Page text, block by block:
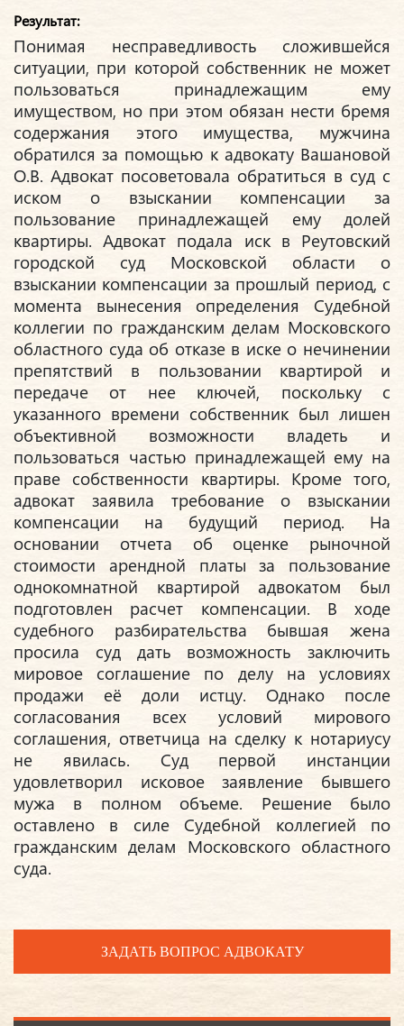
Результат:
Понимая несправедливость сложившейся
ситуации, при которой собственник не может
пользоваться принадлежащим ему
имуществом, но при этом обязан нести бремя
содержания этого имущества, мужчина
обратился за помощью к адвокату Вашановой
О.В. Адвокат посоветовала обратиться в суд с
иском о взыскании компенсации за
пользование принадлежащей ему долей
квартиры. Адвокат подала иск в Реутовский
городской суд Московской области о
взыскании компенсации за прошлый период, с
момента вынесения определения Судебной
коллегии по гражданским делам Московского
областного суда об отказе в иске о нечинении
препятствий в пользовании квартирой и
передаче от нее ключей, поскольку с
указанного времени собственник был лишен
объективной возможности владеть и
пользоваться частью принадлежащей ему на
праве собственности квартиры. Кроме того,
адвокат заявила требование о взыскании
компенсации на будущий период. На
основании отчета об оценке рыночной
стоимости арендной платы за пользование
однокомнатной квартирой адвокатом был
подготовлен расчет компенсации. В ходе
судебного разбирательства бывшая жена
просила суд дать возможность заключить
мировое соглашение по делу на условиях
продажи её доли истцу. Однако после
согласования всех условий мирового
соглашения, ответчица на сделку к нотариусу
не явилась. Суд первой инстанции
удовлетворил исковое заявление бывшего
мужа в полном объеме. Решение было
оставлено в силе Судебной коллегией по
гражданским делам Московского областного
суда.
ЗАДАТЬ ВОПРОС АДВОКАТУ